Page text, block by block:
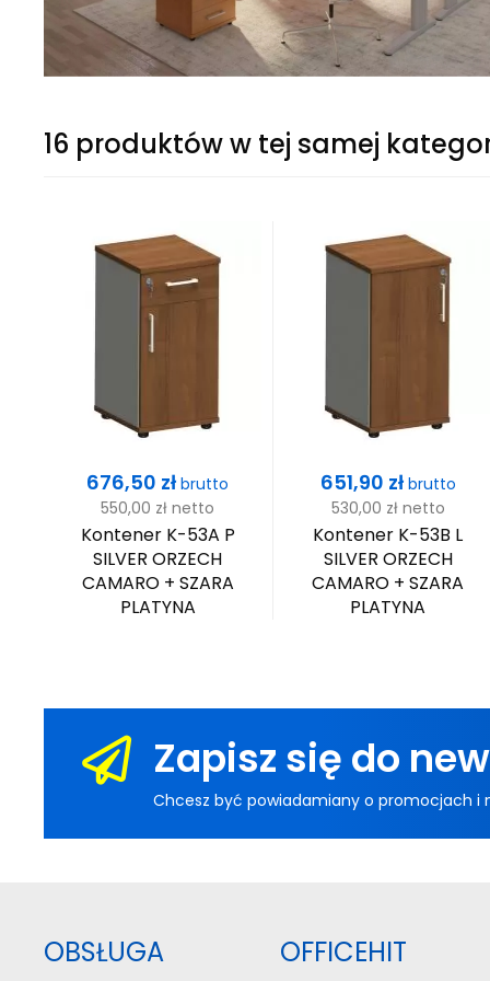
16 produktów w tej samej
Cena
676,50 złbrutto
550,00 zł netto
Kontener K-53A P
SILVER ORZECH
CAMARO + SZARA
PLATYNA
Cena
651,90 zł brutto
530,00 zł netto
Kontener K-53B L
SILVER ORZECH
CAMARO + SZARA
PLATYNA
Zapisz się do
Chcesz być powiadamiany o promocjach i
OBSŁUGA OFFICEHIT